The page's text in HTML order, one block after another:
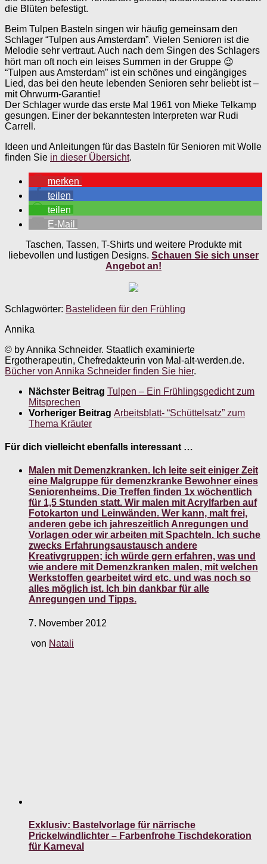
die Blüten befestigt.
Beim Tulpen Basteln singen wir häufig gemeinsam den
Schlager “Tulpen aus Amsterdam”. Vielen Senioren ist die
Melodie sehr vertraut. Auch nach dem Singen des Schlagers
hört man oft noch ein leises Summen in der Gruppe 😉
“Tulpen aus Amsterdam” ist ein schönes und eingängiges
Lied, das bei den heute lebenden Senioren sehr beliebt ist –
mit Ohrwurm-Garantie!
Der Schlager wurde das erste Mal 1961 von Mieke Telkamp
gesungen. Einer der bekanntesten Interpreten war Rudi
Carrell.
Ideen und Anleitungen für das Basteln für Senioren mit Wolle
finden Sie in dieser Übersicht.
merken
teilen
teilen
E-Mail
Taschen, Tassen, T-Shirts und weitere Produkte mit
liebevollen und lustigen Designs. Schauen Sie sich unser
Angebot an!
Schlagwörter: Bastelideen für den Frühling
Annika
© by Annika Schneider. Staatlich examinierte
Ergotherapeutin, Chefredakteurin von Mal-alt-werden.de.
Bücher von Annika Schneider finden Sie hier.
Nächster Beitrag Tulpen – Ein Frühlingsgedicht zum
Mitsprechen
Vorheriger Beitrag Arbeitsblatt- “Schüttelsatz” zum
Thema Kräuter
Für dich vielleicht ebenfalls interessant …
Malen mit Demenzkranken. Ich leite seit einiger Zeit
eine Malgruppe für demenzkranke Bewohner eines
Seniorenheims. Die Treffen finden 1x wöchentlich
für 1,5 Stunden statt. Wir malen mit Acrylfarben auf
Fotokarton und Leinwänden. Wer kann, malt frei,
anderen gebe ich jahreszeitlich Anregungen und
Vorlagen oder wir arbeiten mit Spachteln. Ich suche
zwecks Erfahrungsaustausch andere
Kreativgruppen; ich würde gern erfahren, was und
wie andere mit Demenzkranken malen, mit welchen
Werkstoffen gearbeitet wird etc. und was noch so
alles möglich ist. Ich bin dankbar für alle
Anregungen und Tipps.
7. November 2012
von Natali
Exklusiv: Bastelvorlage für närrische
Prickelwindlichter – Farbenfrohe Tischdekoration
für Karneval